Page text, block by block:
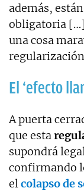
además,
obligatoria
una cosa
El ‘efecto
A puerta
que esta
supondrá
confirmando
elcolapso de